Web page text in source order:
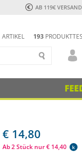
AB 119€
193
ARTIKEL
€ 14,80
Ab 2 Stück nur € 14,40 k